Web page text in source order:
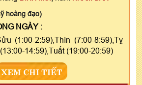
hoàng đạo)
NGÀY :
(1:00-2:59),Thìn (7:00-8:59),Tỵ
14:59),Tuất (19:00-20:59)
XEM CHI TIẾT